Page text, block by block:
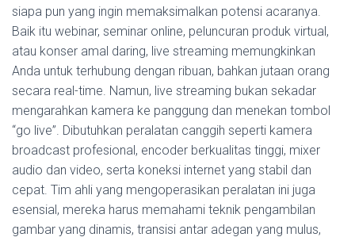
siapa pun yang ingin memaksimalkan potensi acaranya.
Baik itu webinar, seminar online, peluncuran produk virtual,
atau konser amal daring, live streaming memungkinkan
Anda untuk terhubung dengan ribuan, bahkan jutaan orang
secara real-time. Namun, live streaming bukan sekadar
mengarahkan kamera ke panggung dan menekan tombol
“go live”. Dibutuhkan peralatan canggih seperti kamera
broadcast profesional, encoder berkualitas tinggi, mixer
audio dan video, serta koneksi internet yang stabil dan
cepat. Tim ahli yang mengoperasikan peralatan ini juga
esensial, mereka harus memahami teknik pengambilan
gambar yang dinamis, transisi antar adegan yang mulus,